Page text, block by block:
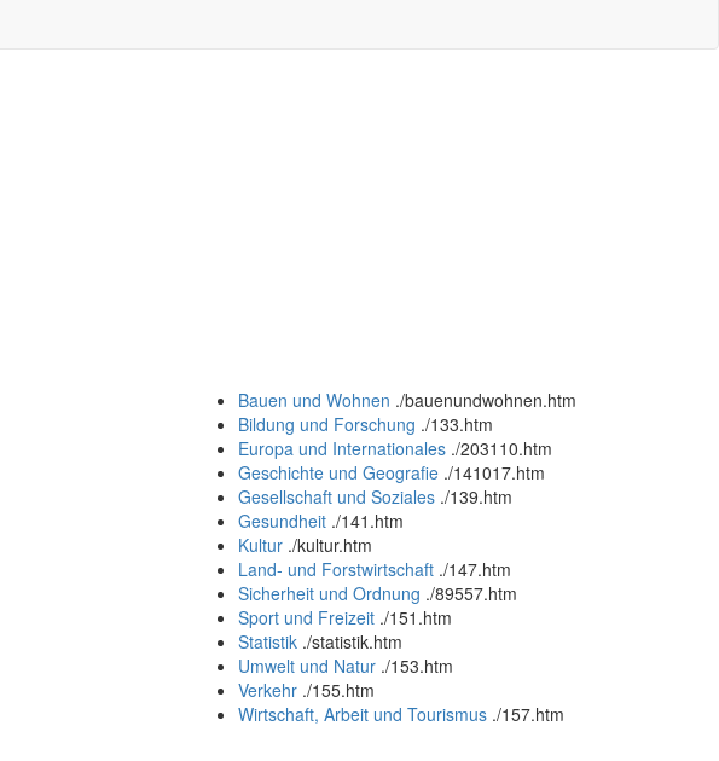
Bauen und Wohnen ./bauenundwohnen.htm
Bildung und Forschung ./133.htm
Europa und Internationales ./203110.htm
Geschichte und Geografie ./141017.htm
Gesellschaft und Soziales ./139.htm
Gesundheit ./141.htm
Kultur ./kultur.htm
Land- und Forstwirtschaft ./147.htm
Sicherheit und Ordnung ./89557.htm
Sport und Freizeit ./151.htm
Statistik ./statistik.htm
Umwelt und Natur ./153.htm
Verkehr ./155.htm
Wirtschaft, Arbeit und Tourismus ./157.htm